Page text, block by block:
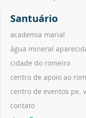
Santuário
academia marial
água mineral
cidade do romeiro
centro de apoio ao
centro de eventos pe.
contato